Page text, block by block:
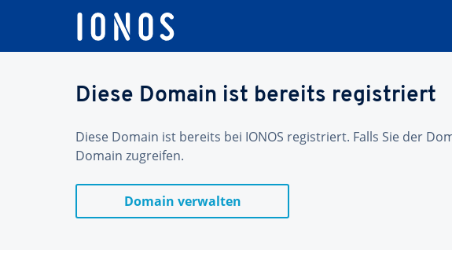
Diese Domain ist bereits registriert
Diese Domain ist bereits bei IONOS registriert. Falls Sie der
Domain zugreifen.
Domain verwalten